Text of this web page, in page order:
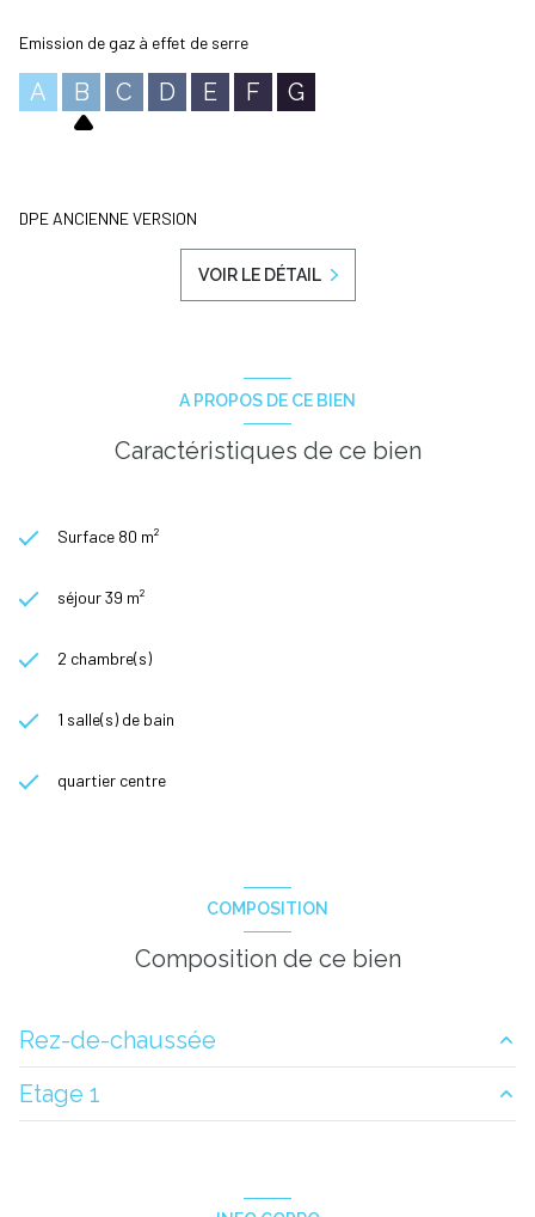
Emission de gaz à effet de serre
A B C D E F G
DPE ANCIENNE VERSION
VOIR LE DÉTAIL
A PROPOS DE CE BIEN
Caractéristiques de ce bien
Surface 80 m²
séjour 39 m²
2 chambre(s)
1 salle(s) de bain
quartier centre
COMPOSITION
Composition de ce bien
Rez-de-chaussée
dépôt
Etage 1